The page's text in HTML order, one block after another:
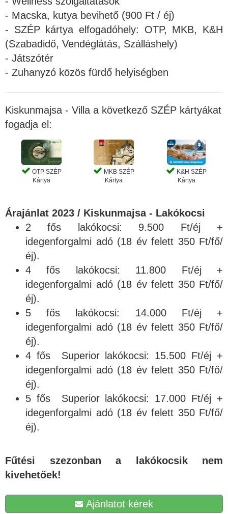
- Macska, kutya bevihető (900 Ft / éj)
- SZÉP kártya elfogadóhely: OTP, MKB, K&H
(Szabadidő, Vendéglátás, Szálláshely)
- Játszótér
- Zuhanyzó közös fürdő helyiségben
Kiskunmajsa - Villa a következő SZÉP kártyákat
fogadja el:
OTP SZÉP
Kártya
MKB SZÉP
Kártya
K&H SZÉP
Kártya
Árajánlat 2023 / Kiskunmajsa - Lakókocsi
2 fős lakókocsi: 9.500 Ft/éj +
idegenforgalmi adó (18 év felett 350 Ft/fő/
éj).
4 fős lakókocsi: 11.800 Ft/éj +
idegenforgalmi adó (18 év felett 350 Ft/fő/
éj).
5 fős lakókocsi: 14.000 Ft/éj +
idegenforgalmi adó (18 év felett 350 Ft/fő/
éj).
4 fős Superior lakókocsi: 15.500 Ft/éj +
idegenforgalmi adó (18 év felett 350 Ft/fő/
éj).
5 fős Superior lakókocsi: 17.000 Ft/éj +
idegenforgalmi adó (18 év felett 350 Ft/fő/
éj).
Fűtési szezonban a lakókocsik nem
kivehetőek!
Ajánlatot kérek